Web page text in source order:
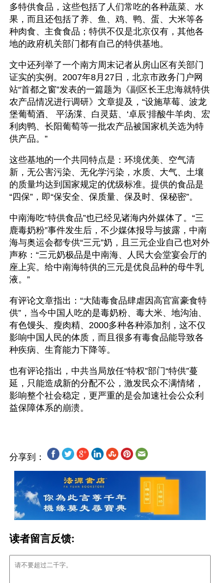
多特供食品，这些包括了人们常吃的各种蔬菜、水
果，而且还包括了养、鱼、鸡、鸭、蛋、大米等各
种肉食、主食食品；特供不仅是北京仅有，其他各
地的政府机关部门都有自己的特供基地。
文中还列举了一个南方周末记者从房山区有关部门
证实的实例。2007年8月27日，北京市政务门户网
站“首都之窗”发表的一篇题为《副区长王忠海就特供
农产品情况进行调研》文章提及，“设施草莓、波龙
堡葡萄酒、 平汤渫、白灵菇、‘卓辰’排酸牛羊肉、宏
利肉鸭、长阳葡萄等一批农产品被国家机关选为特
供产品。”
这些基地的一个共同特点是：环境优美、空气清
新，无公害污染、无化学污染，水质、大气、土壤
的质量均达到国家规定的优级标准。提供的食品是
“四保”，即“保安全、保质量、保及时、保秘密”。
中南海吃“特供食品”也已经见诸海内外媒体了。“三
鹿毒奶粉”事件发生后，不少媒体报导与披露，中南
海与奥运会都专供“三元”奶，且三元企业自己也对外
声称：“三元奶极品是中南海、人民大会堂宴会厅的
座上宾。给中南海特供的三元是优良品种的母牛乳
液。”
有评论文章指出：“大陆毒食品肆虐因高官富豪食特
供”，当今中国人吃的是毒奶粉、毒大米、地沟油、
有色馒头、瘦肉精、2000多种各种添加剂，这不仅
影响中国人民的体质，而且很多有毒食品能导致各
种疾病、生育能力下降等。
也有评论指出，中共当局放任“特权”部门“特供”蔓
延，只能造成新的分配不公，激发民众不满情绪，
影响整个社会稳定，更严重的是会加速社会公众利
分享到：
读者留言反馈: